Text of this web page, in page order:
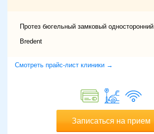
Протез бюгельный замковый односторонний
Bredent
Смотреть прайс-лист клиники →
Записаться на прием